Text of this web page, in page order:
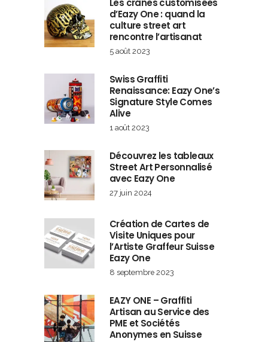
Les crânes customisées
d’Eazy One : quand la
culture street art
rencontre l’artisanat
5 août 2023
Swiss Graffiti
Renaissance: Eazy One’s
Signature Style Comes
Alive
1 août 2023
Découvrez les tableaux
Street Art Personnalisé
avec Eazy One
27 juin 2024
Création de Cartes de
Visite Uniques pour
l’Artiste Graffeur Suisse
Eazy One
8 septembre 2023
EAZY ONE – Graffiti
Artisan au Service des
PME et Sociétés
Anonymes en Suisse